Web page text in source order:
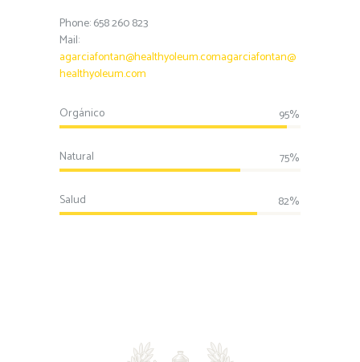
Phone: 658 260 823
Mail:
agarciafontan@healthyoleum.comagarciafontan@
healthyoleum.com
Orgánico 95%
Natural 75%
Salud 82%